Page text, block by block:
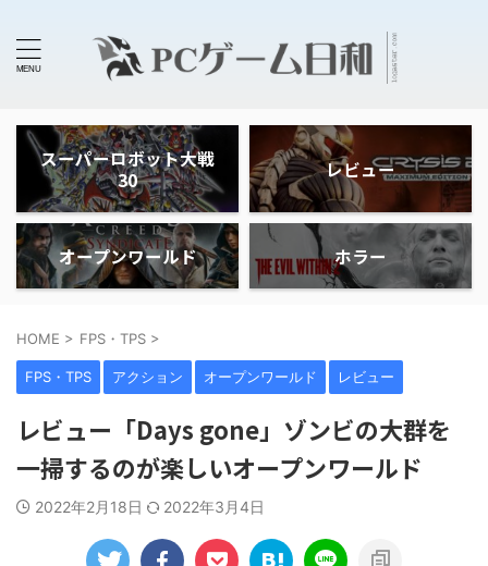
スーパーロボット大戦
30
レビュー
オープンワールド ホラー
HOME > FPS・TPS >
FPS・TPS アクション オープンワールド レビュー
レビュー「Days gone」ゾンビの大群を
一掃するのが楽しいオープンワールド
2022年2月18日 2022年3月4日